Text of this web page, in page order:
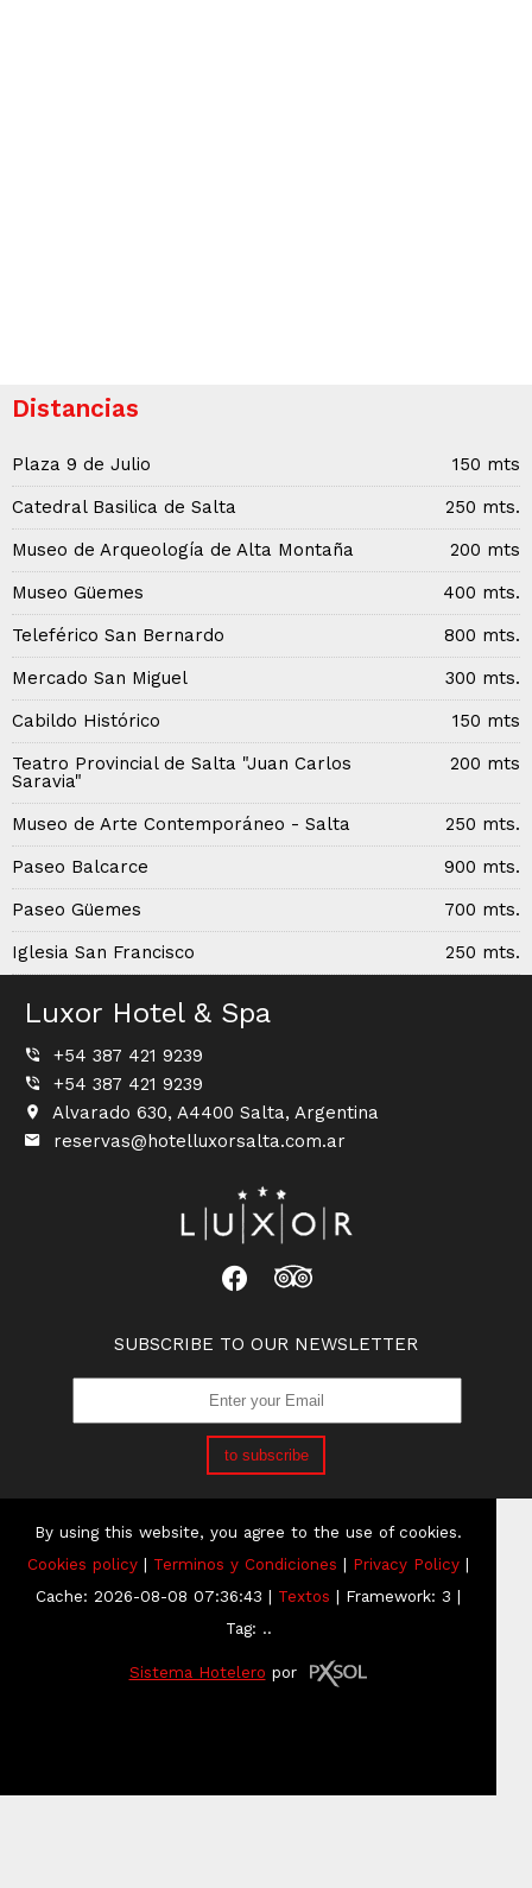
Distancias
Plaza 9 de Julio
150 mts
Catedral Basilica de Salta
250 mts.
Museo de Arqueología de Alta Montaña
200 mts
Museo Güemes
400 mts.
Teleférico San Bernardo
800 mts.
Mercado San Miguel
300 mts.
Cabildo Histórico
150 mts
Teatro Provincial de Salta "Juan Carlos
Saravia"
200 mts
Museo de Arte Contemporáneo - Salta
250 mts.
Paseo Balcarce
900 mts.
Paseo Güemes
700 mts.
Iglesia San Francisco
250 mts.
Luxor Hotel & Spa
+54 387 421 9239
+54 387 421 9239
Alvarado 630, A4400 Salta, Argentina
reservas@hotelluxorsalta.com.ar
SUBSCRIBE TO OUR NEWSLETTER
to subscribe
By using this website, you agree to the use of cookies.
Cookies policy | Terminos y Condiciones | Privacy Policy |
Cache: 2026-08-08 07:36:43 | Textos | Framework: 3 |
Tag: ..
Sistema Hotelero por